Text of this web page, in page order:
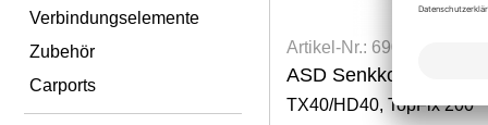
Verbindungselemente
Zubehör
Carports
Artikel-Nr.: 6900300017
ASD Senkkopfschraube 8x340